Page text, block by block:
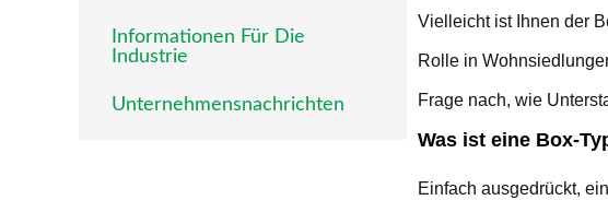
Informationen Für Die
Industrie
Unternehmensnachrichten
Vielleicht ist Ihnen der
Rolle in
Frage nach, wie
Was ist eine Box-
Einfach ausgedrückt, ein